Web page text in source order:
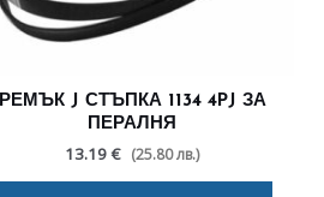
РЕМЪК J СТЪПКА 1134 4PJ ЗА
ПЕРАЛНЯ
13.19 € (25.80 лв.)